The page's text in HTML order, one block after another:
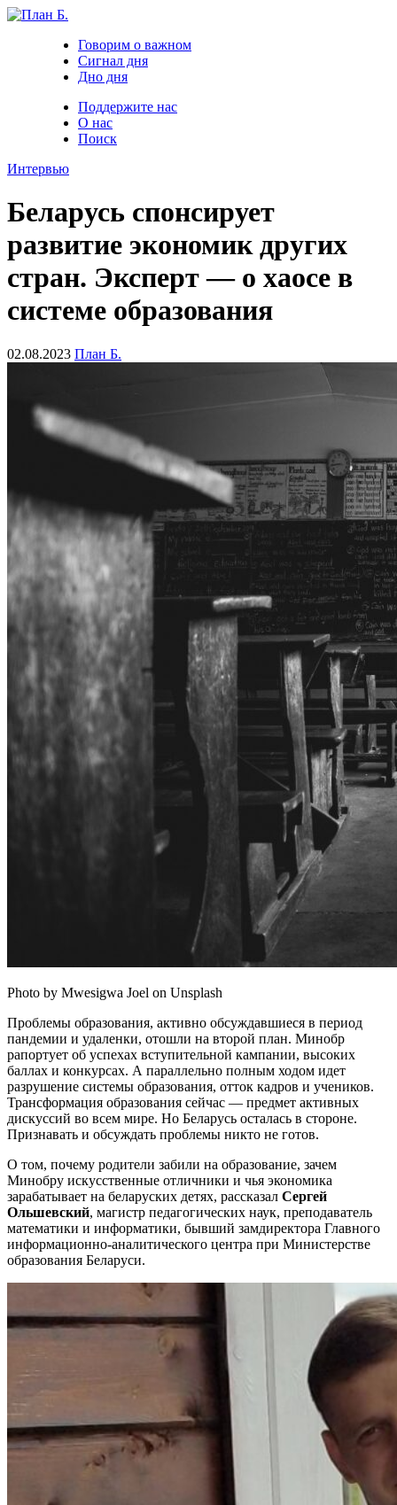
Говорим о важном
Сигнал дня
Дно дня
Поддержите нас
О нас
Поиск
Интервью
Беларусь спонсирует
развитие экономик других
стран. Эксперт — о хаосе в
системе образования
02.08.2023 План Б.
Photo by Mwesigwa Joel on Unsplash
Проблемы образования, активно обсуждавшиеся в период
пандемии и удаленки, отошли на второй план. Минобр
рапортует об успехах вступительной кампании, высоких
баллах и конкурсах. А параллельно полным ходом идет
разрушение системы образования, отток кадров и учеников.
Трансформация образования сейчас — предмет активных
дискуссий во всем мире. Но Беларусь осталась в стороне.
Признавать и обсуждать проблемы никто не готов.
О том, почему родители забили на образование, зачем
Минобру искусственные отличники и чья экономика
зарабатывает на беларуских детях, рассказал Сергей
Ольшевский, магистр педагогических наук, преподаватель
математики и информатики, бывший замдиректора Главного
информационно-аналитического центра при Министерстве
образования Беларуси.